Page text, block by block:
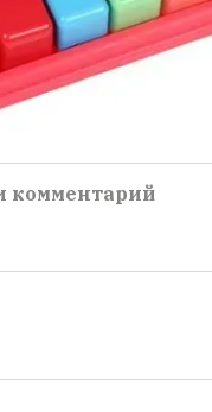
комментарий